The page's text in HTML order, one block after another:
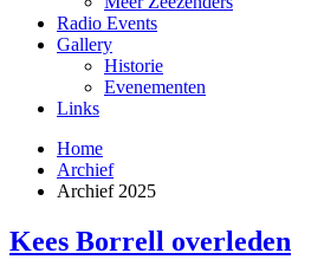
Radio Events
Gallery
Historie
Evenementen
Links
Home
Archief
Archief 2025
Kees Borrell overleden